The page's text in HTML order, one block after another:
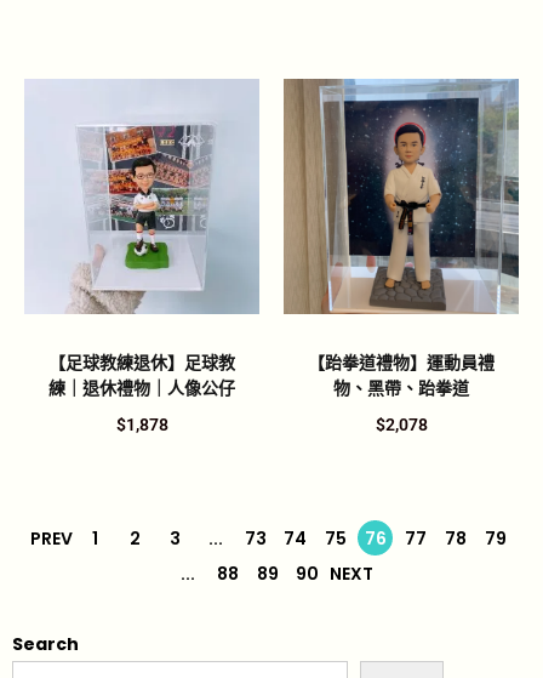
【足球教練退休】足球教
練｜退休禮物｜人像公仔
$1,878
【跆拳道禮物】運動員禮
物、黑帶、跆拳道
$2,078
PREV 1 2 3 ... 73 74 75 76 77 78
79
...
88 89 90 NEXT
Search